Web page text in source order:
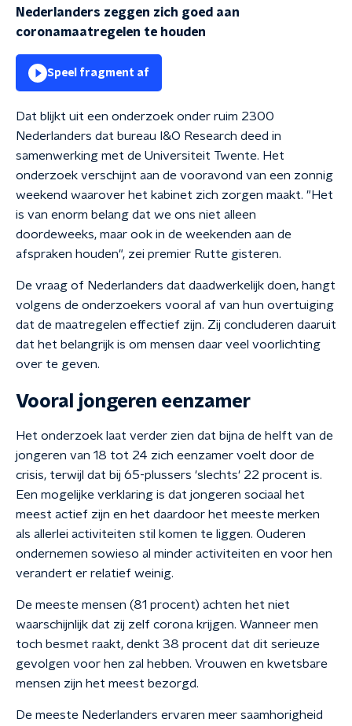
Nederlanders zeggen zich goed aan
coronamaatregelen te houden
Speel fragment af
Dat blijkt uit een onderzoek onder ruim 2300
Nederlanders dat bureau I&O Research deed in
samenwerking met de Universiteit Twente. Het
onderzoek verschijnt aan de vooravond van een zonnig
weekend waarover het kabinet zich zorgen maakt. "Het
is van enorm belang dat we ons niet alleen
doordeweeks, maar ook in de weekenden aan de
afspraken houden", zei premier Rutte gisteren.
De vraag of Nederlanders dat daadwerkelijk doen, hangt
volgens de onderzoekers vooral af van hun overtuiging
dat de maatregelen effectief zijn. Zij concluderen daaruit
dat het belangrijk is om mensen daar veel voorlichting
over te geven.
Vooral jongeren eenzamer
Het onderzoek laat verder zien dat bijna de helft van de
jongeren van 18 tot 24 zich eenzamer voelt door de
crisis, terwijl dat bij 65-plussers 'slechts' 22 procent is.
Een mogelijke verklaring is dat jongeren sociaal het
meest actief zijn en het daardoor het meeste merken
als allerlei activiteiten stil komen te liggen. Ouderen
ondernemen sowieso al minder activiteiten en voor hen
verandert er relatief weinig.
De meeste mensen (81 procent) achten het niet
waarschijnlijk dat zij zelf corona krijgen. Wanneer men
toch besmet raakt, denkt 38 procent dat dit serieuze
gevolgen voor hen zal hebben. Vrouwen en kwetsbare
mensen zijn het meest bezorgd.
De meeste Nederlanders ervaren meer saamhorigheid